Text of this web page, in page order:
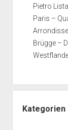
Pietro
Paris –
Brügge –
Kategorien